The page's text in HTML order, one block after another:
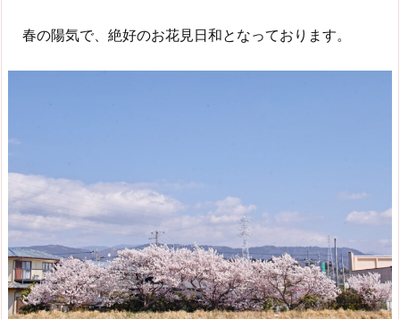
春の陽気で、絶好のお花見日和となっております。